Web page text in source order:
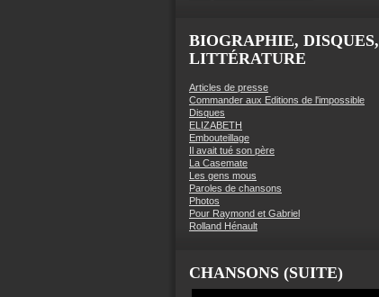
BIOGRAPHIE, DISQUES,
LITTÉRATURE
Articles de presse
Commander aux Editions de l'impossible
Disques
ELIZABETH
Embouteillage
Il avait tué son père
La Casemate
Les gens mous
Paroles de chansons
Photos
Pour Raymond et Gabriel
Rolland Hénault
CHANSONS (SUITE)